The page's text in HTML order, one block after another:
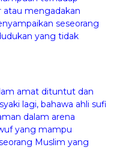
atau mengadakan
seseorang
yang tidak
amat dituntut dan
lagi, bahawa ahli sufi
dalam arena
yang mampu
Muslim yang